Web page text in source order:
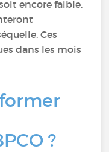
encore faible,
Ces
dans les mois
?